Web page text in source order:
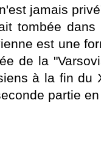
jamais
tombée dans
est une
de la
à la fin du
partie